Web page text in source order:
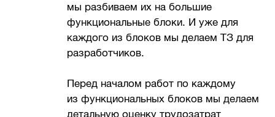
мы разбиваем их на большие
функциональные блоки. И уже для
каждого из блоков мы делаем ТЗ для
разработчиков.
Перед началом работ по каждому
из функциональных блоков мы делаем
детальную оценку трудозатрат